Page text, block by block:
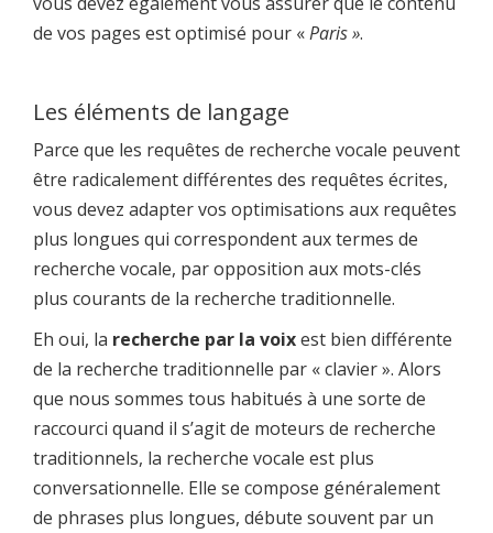
de vos pages est optimisé pour «Paris ».
Les éléments de langage
Parce que les requêtes de recherche vocale peuvent
être radicalement différentes des requêtes écrites,
vous devez adapter vos optimisations aux requêtes
plus longues qui correspondent aux termes de
recherche vocale, par opposition aux mots-clés
plus courants de la recherche traditionnelle.
Eh oui, la recherche par la voixest bien différente
de la recherche traditionnelle par « clavier ». Alors
que nous sommes tous habitués à une sorte de
raccourci quand il s’agit de moteurs de recherche
traditionnels, la recherche vocale est plus
conversationnelle. Elle se compose généralement
de phrases plus longues, débute souvent par un